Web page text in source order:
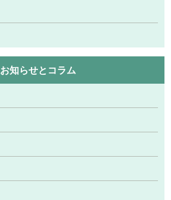
お知らせとコラム